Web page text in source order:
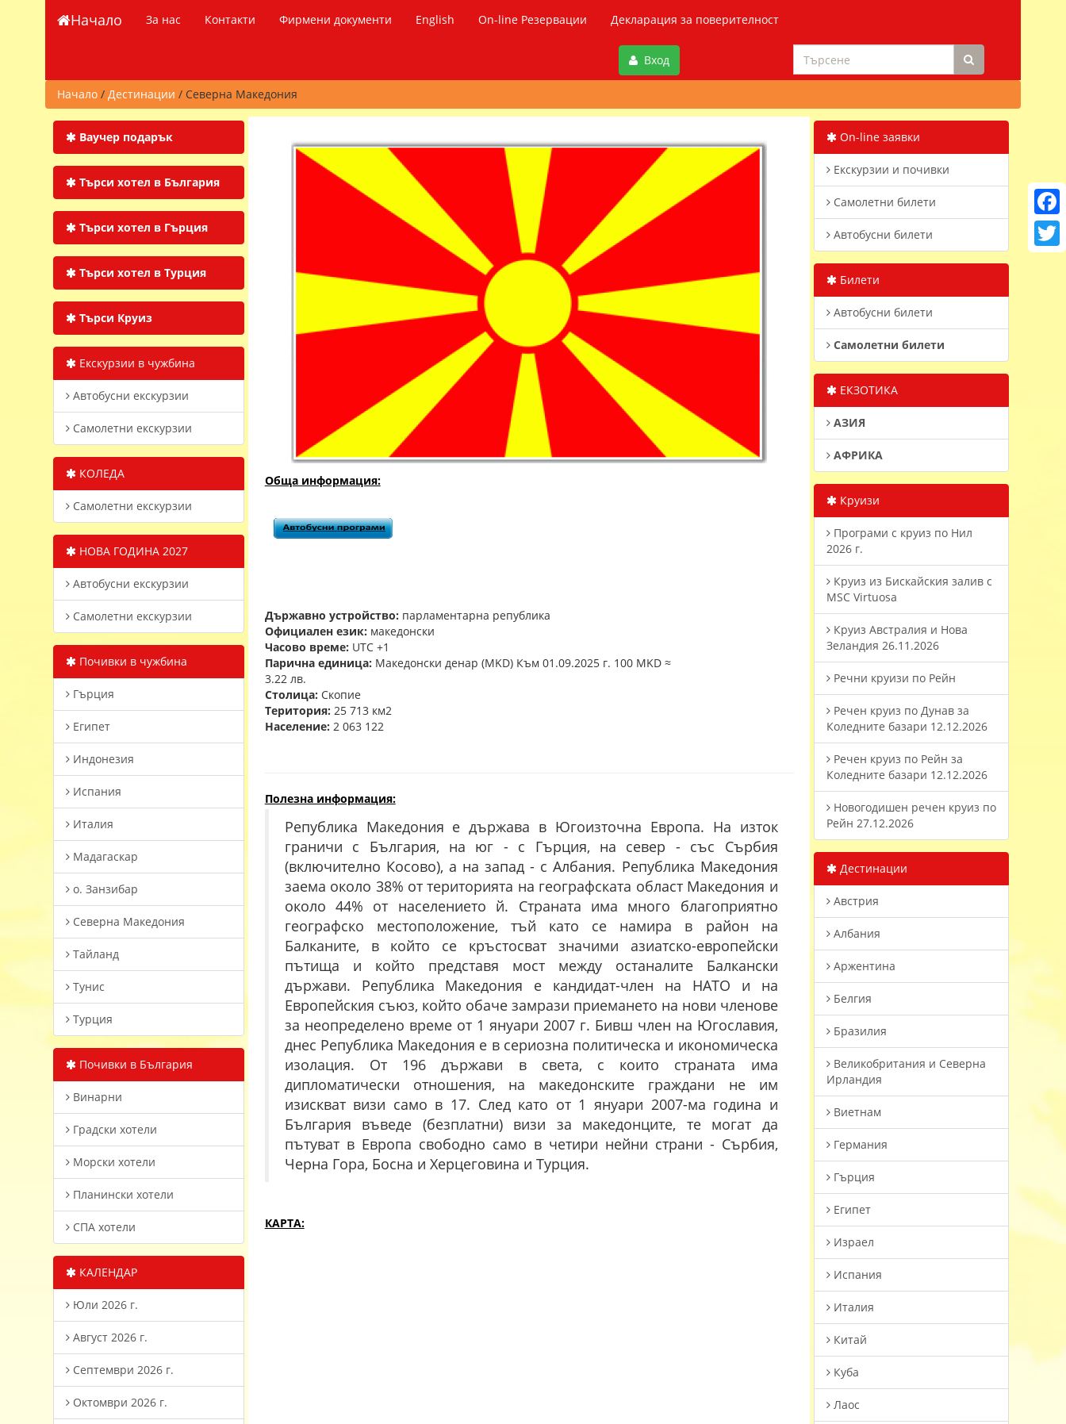
Начало За нас Контакти Фирмени документи English On-line Резервации Декларация за поверителност
Вход
Начало / Дестинации / Северна Македония
Ваучер подарък
Търси хотел в България
Търси хотел в Гърция
Търси хотел в Турция
Търси Круиз
Екскурзии в чужбина
Автобусни екскурзии
Самолетни екскурзии
КОЛЕДА
Самолетни екскурзии
НОВА ГОДИНА 2027
Автобусни екскурзии
Самолетни екскурзии
Почивки в чужбина
Гърция
Египет
Индонезия
Испания
Италия
Мадагаскар
о. Занзибар
Северна Македония
Тайланд
Тунис
Турция
Почивки в България
Винарни
Градски хотели
Морски хотели
Планински хотели
СПА хотели
КАЛЕНДАР
Юли 2026 г.
Август 2026 г.
Септември 2026 г.
Октомври 2026 г.
Обща информация:
Държавно устройство: парламентарна република
Официален език: македонски
Часово време: UTC +1
Парична единица: Македонски денар (MKD) Към 01.09.2025 г. 100 MKD ≈
3.22 лв.
Столица: Скопие
Територия: 25 713 км2
Население: 2 063 122
Полезна информация:
Република Македония е държава в Югоизточна Европа. На изток
граничи с България, на юг - с Гърция, на север - със Сърбия
(включително Косово), а на запад - с Албания. Република Македония
заема около 38% от територията на географската област Македония и
около 44% от населението й. Страната има много благоприятно
географско местоположение, тъй като се намира в район на
Балканите, в който се кръстосват значими азиатско-европейски
пътища и който представя мост между останалите Балкански
държави. Република Македония е кандидат-член на НАТО и на
Европейския съюз, който обаче замрази приемането на нови членове
за неопределено време от 1 януари 2007 г. Бивш член на Югославия,
днес Република Македония е в сериозна политическа и икономическа
изолация. От 196 държави в света, с които страната има
дипломатически отношения, на македонските граждани не им
изискват визи само в 17. След като от 1 януари 2007-ма година и
България въведе (безплатни) визи за македонците, те могат да
пътуват в Европа свободно само в четири нейни страни - Сърбия,
Черна Гора, Босна и Херцеговина и Турция.
КАРТА:
On-line заявки
Екскурзии и почивки
Самолетни билети
Автобусни билети
Билети
Автобусни билети
Самолетни билети
ЕКЗОТИКА
АЗИЯ
АФРИКА
Круизи
Програми с круиз по Нил
2026 г.
Круиз из Бискайския залив с
MSC Virtuosa
Круиз Австралия и Нова
Зеландия 26.11.2026
Речни круизи по Рейн
Речен круиз по Дунав за
Коледните базари 12.12.2026
Речен круиз по Рейн за
Коледните базари 12.12.2026
Новогодишен речен круиз по
Рейн 27.12.2026
Дестинации
Австрия
Албания
Аржентина
Белгия
Бразилия
Великобритания и Северна
Ирландия
Виетнам
Германия
Гърция
Египет
Израел
Испания
Италия
Китай
Куба
Лаос